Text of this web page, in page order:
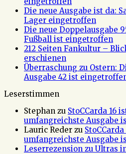
Die neue Ausgabe ist da:
Lager eingetroffen
Die neue Doppelausgabe
Fußball ist eingetroffen
212 Seiten Fankultur –
erschienen
Überraschung zu Ostern:
Ausgabe 42 ist
Leserstimmen
Stephan zu StoCCarda 16
umfangreichste Ausgabe
Lauric Reder zu
umfangreichste Ausgabe
Leserrezension zu Ultras